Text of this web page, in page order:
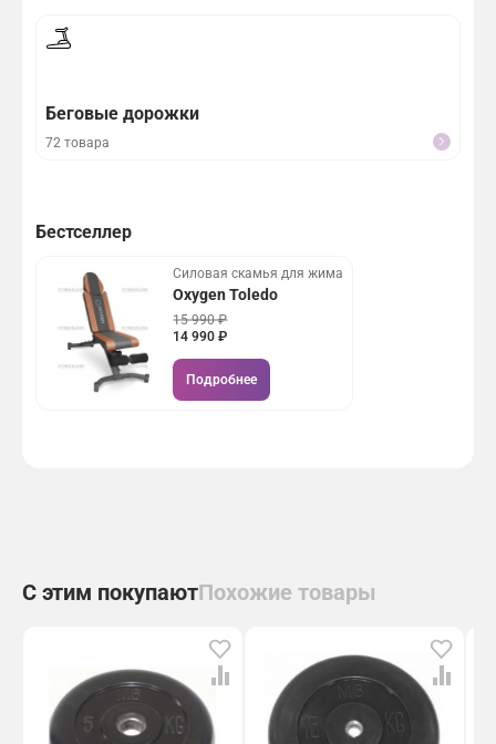
Беговые дорожки
72 товара
Бестселлер
Oxygen Toledo
Силовая скамья для жима
15 990 ₽
14 990 ₽
Подробнее
С этим покупаютПохожие товары